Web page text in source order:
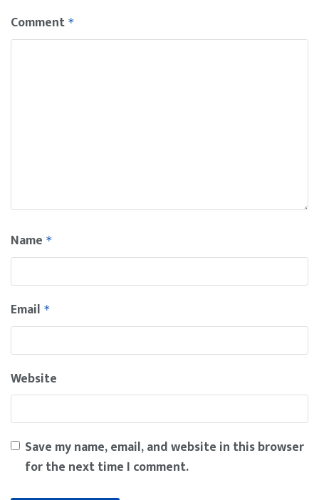
Comment *
Name *
Email *
Website
Save my name, email, and website in this browser
for the next time I comment.